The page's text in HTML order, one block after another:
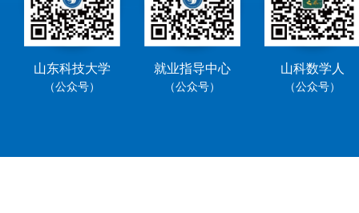
山东科技大学
（公众号）
就业指导中心
（公众号）
山科数学人
（公众号）